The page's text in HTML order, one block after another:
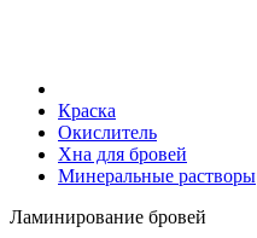
Краска
Окислитель
Хна для бровей
Минеральные растворы
Ламинирование бровей